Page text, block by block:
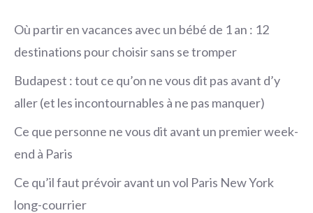
Où partir en vacances avec un bébé de 1 an : 12
destinations pour choisir sans se tromper
Budapest : tout ce qu’on ne vous dit pas avant d’y
aller (et les incontournables à ne pas manquer)
Ce que personne ne vous dit avant un premier week-
end à Paris
Ce qu’il faut prévoir avant un vol Paris New York
long-courrier